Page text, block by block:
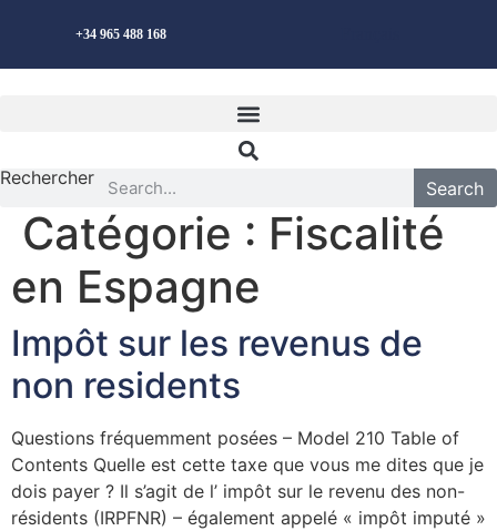
contenu
+34 965 488 168
Rechercher Search
Catégorie : Fiscalité
en Espagne
Impôt sur les revenus de
non residents
Questions fréquemment posées – Model 210 Table of
Contents Quelle est cette taxe que vous me dites que je
dois payer ? Il s’agit de l’ impôt sur le revenu des non-
résidents (IRPFNR) – également appelé « impôt imputé »